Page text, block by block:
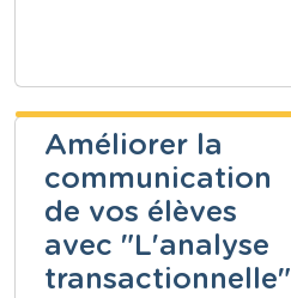
Améliorer la
communication
de vos élèves
avec "L'analyse
transactionnelle"